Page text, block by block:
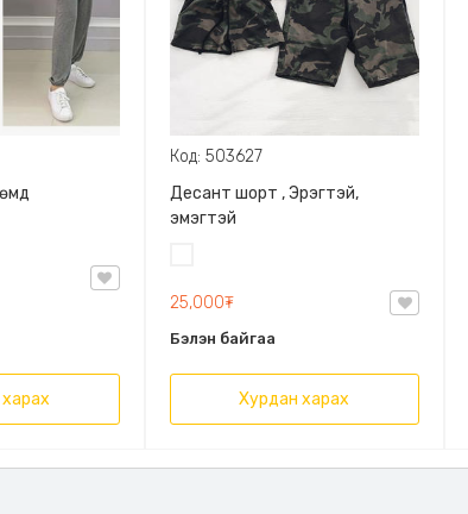
Код: 503627
Десант шорт , Эрэгтэй,
эмэгтэй
25,000₮
Бэлэн байгаа
Хурдан харах